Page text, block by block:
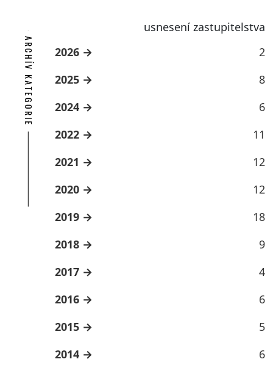
usnesení zastupitelstva
ARCHÍV KATEGORIE 2026
2
2025
8
2024
6
2022
11
2021
12
2020
12
2019
18
2018
9
2017
4
2016
6
2015
5
2014
6